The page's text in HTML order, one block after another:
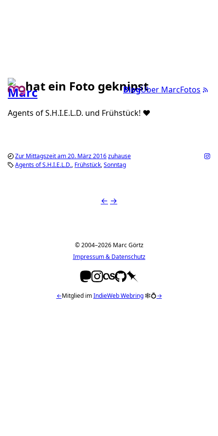
BlogÜber MarcFotos
hat ein Foto geknipst
Agents of S.H.I.E.L.D. und Frühstück! ❤️
Zur Mittagszeit am 20. März 2016zuhause
Agents of S.H.I.E.L.D. Frühstück Sonntag
← →
© 2004–2026 Marc Görtz
Impressum & Datenschutz
←Mitglied imIndieWeb Webring🕸💍→